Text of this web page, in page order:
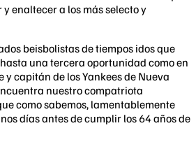
enaltecer a los más selecto y
beisbolistas de tiempos idos que
una tercera oportunidad como en
y capitán de los Yankees de Nueva
nuestro compatriota
como sabemos, lamentablemente
días antes de cumplir los 64 años de